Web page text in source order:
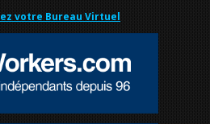
votre Bureau Virtuel